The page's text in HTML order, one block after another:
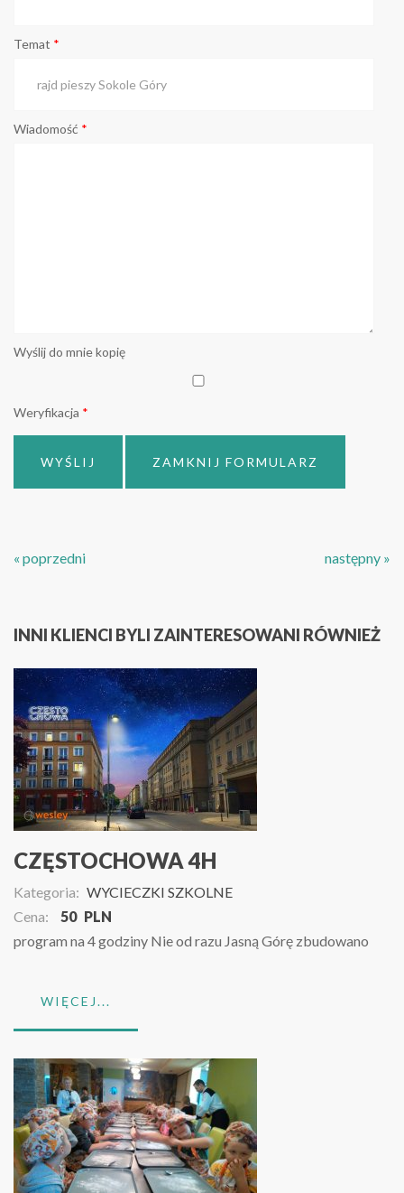
Temat *
Wiadomość *
Wyślij do mnie kopię
Weryfikacja *
WYŚLIJ ZAMKNIJ FORMULARZ
« poprzedni następny »
INNI KLIENCI BYLI ZAINTERESOWANI RÓWNIEŻ
CZĘSTOCHOWA 4H
Kategoria: WYCIECZKI SZKOLNE
Cena:
50 PLN
program na 4 godziny Nie od razu Jasną Górę zbudowano
WIĘCEJ...